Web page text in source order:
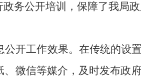
务公开培训，保障了我局政
开工作效果。在传统的设
微信等媒介，及时发布政